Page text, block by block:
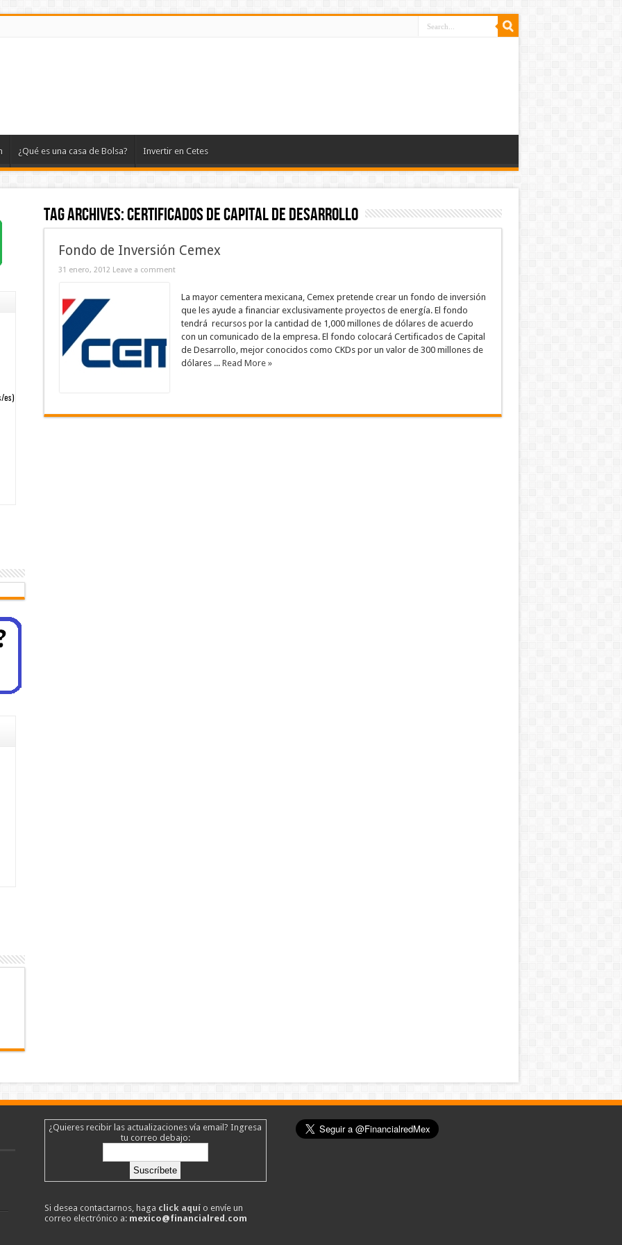
¿Qué es una casa de Bolsa? Invertir en Cetes
Tag Archives:certificados de capital de desarrollo
Fondo de Inversión Cemex
31 enero, 2012 Leave a comment
La mayor cementera mexicana, Cemex pretende crear un fondo de inversión
que les ayude a financiar exclusivamente proyectos de energía. El fondo
tendrá recursos por la cantidad de 1,000 millones de dólares de acuerdo
con un comunicado de la empresa. El fondo colocará Certificados de Capital
de Desarrollo, mejor conocidos como CKDs por un valor de 300 millones de
dólares ... Read More »
¿Quieres recibir las actualizaciones vía email? Ingresa
tu correo debajo:
Si desea contactarnos, haga click aquío envíe un
correo electrónico a: mexico@financialred.com